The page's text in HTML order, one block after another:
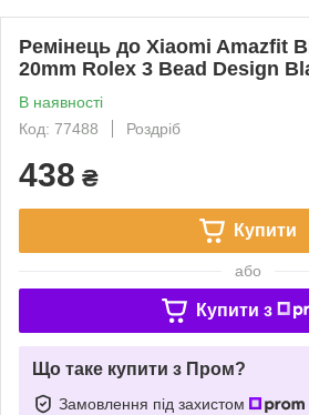
Ремінець до Xiaomi Amazfit
20mm Rolex 3 Bead Design
В наявності
Код: 77488
Роздріб
438 ₴
Купити
або
Купити з
Що таке купити з Пром?
Замовлення під захистом